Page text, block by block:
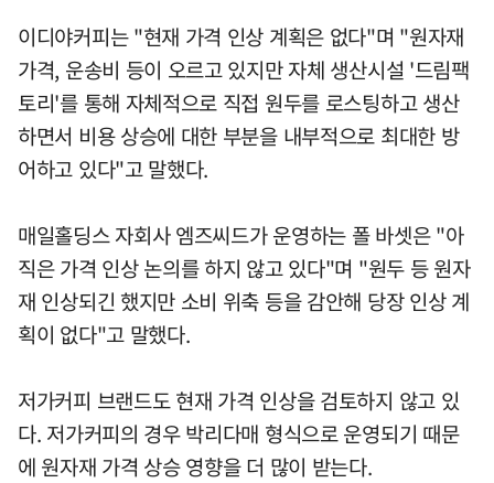
이디야커피는 "현재 가격 인상 계획은 없다"며 "원자재
가격, 운송비 등이 오르고 있지만 자체 생산시설 '드림팩
토리'를 통해 자체적으로 직접 원두를 로스팅하고 생산
하면서 비용 상승에 대한 부분을 내부적으로 최대한 방
어하고 있다"고 말했다.
매일홀딩스 자회사 엠즈씨드가 운영하는 폴 바셋은 "아
직은 가격 인상 논의를 하지 않고 있다"며 "원두 등 원자
재 인상되긴 했지만 소비 위축 등을 감안해 당장 인상 계
획이 없다"고 말했다.
저가커피 브랜드도 현재 가격 인상을 검토하지 않고 있
다. 저가커피의 경우 박리다매 형식으로 운영되기 때문
에 원자재 가격 상승 영향을 더 많이 받는다.